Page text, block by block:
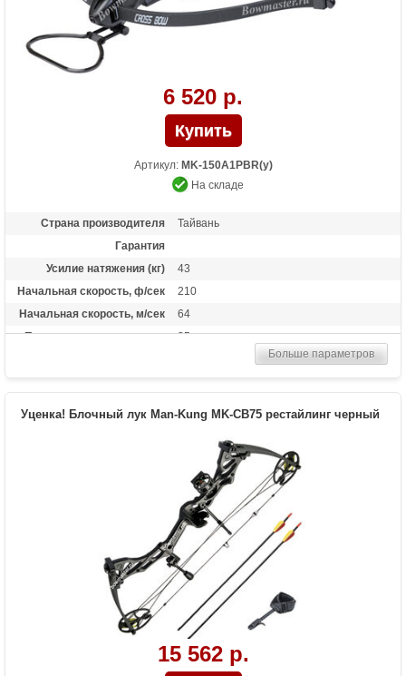
6 520 р.
Артикул: MK-150A1PBR(у)
На складе
Страна производителя
Тайвань
Гарантия
Усилие натяжения (кг)
43
Начальная скорость, ф/сек
210
Начальная скорость, м/сек
64
Прицельная дальность, м
25
10,3 дюймов (26 см)
Размах плечей (см)
68
2 алюминиевые стрелы, картонная
мишень
2.43
Развлечение
приклад - черный пластик, цвет-черный,
замок - сталь
Больше параметров
Уценка! Блочный лук Man-Kung MK-CB75 рестайлинг черный
15 562 р.